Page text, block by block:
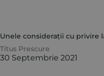
Unele considerații cu privire
Titus Prescure
30 Septembrie 2021